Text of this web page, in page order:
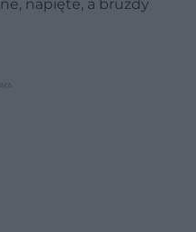
napięte, a bruzdy